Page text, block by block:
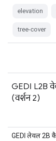
elevation
tree-cover
GEDI L2B
(वर्शन 2)
GEDI लेवल 2B